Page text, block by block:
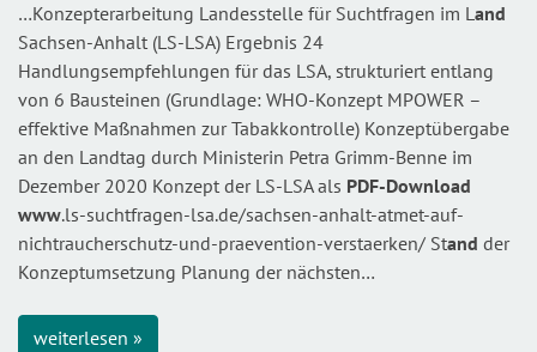
…Konzepterarbeitung Landesstelle für Suchtfragen im Land
Sachsen-Anhalt (LS-LSA) Ergebnis 24
Handlungsempfehlungen für das LSA, strukturiert entlang
von 6 Bausteinen (Grundlage: WHO-Konzept MPOWER –
effektive Maßnahmen zur Tabakkontrolle) Konzeptübergabe
an den Landtag durch Ministerin Petra Grimm-Benne im
Dezember 2020 Konzept der LS-LSA als PDF-Download
www.ls-suchtfragen-lsa.de/sachsen-anhalt-atmet-auf-
nichtraucherschutz-und-praevention-verstaerken/ Stand der
Konzeptumsetzung Planung der nächsten…
weiterlesen »